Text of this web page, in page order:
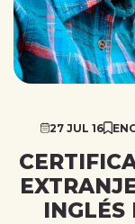
27 JUL 16
INGLÉS